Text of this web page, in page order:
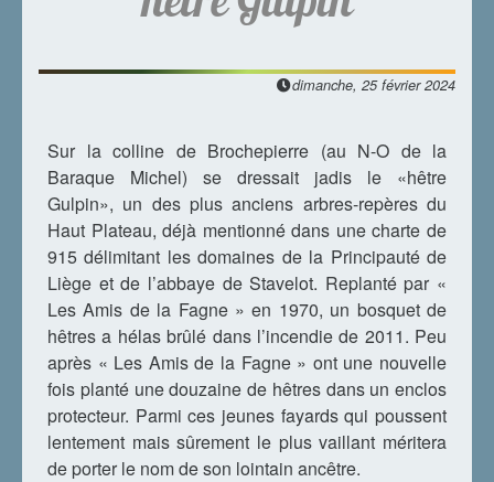
dimanche, 25 février 2024
Sur la colline de Brochepierre (au N-O de la
Baraque Michel) se dressait jadis le «hêtre
Gulpin», un des plus anciens arbres-repères du
Haut Plateau, déjà mentionné dans une charte de
915 délimitant les domaines de la Principauté de
Liège et de l’abbaye de Stavelot. Replanté par «
Les Amis de la Fagne » en 1970, un bosquet de
hêtres a hélas brûlé dans l’incendie de 2011. Peu
après « Les Amis de la Fagne » ont une nouvelle
fois planté une douzaine de hêtres dans un enclos
protecteur. Parmi ces jeunes fayards qui poussent
lentement mais sûrement le plus vaillant méritera
de porter le nom de son lointain ancêtre.